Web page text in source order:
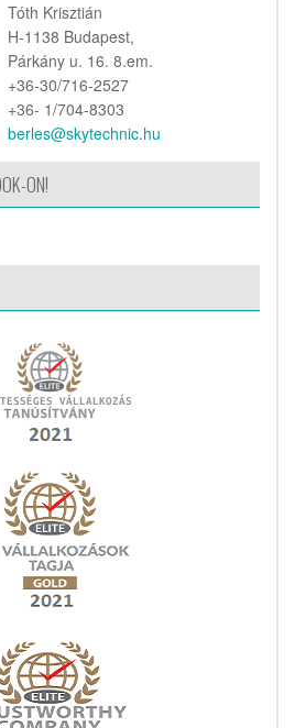
Tóth Krisztián
H-1138 Budapest,
Párkány u. 16. 8.em.
+36-30/716-2527
+36- 1/704-8303
berles@skytechnic.hu
ON!